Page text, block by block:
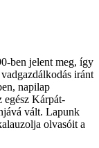
ben jelent meg, így
iránt
napilap
egész Kárpát-
vált. Lapunk
olvasóit a